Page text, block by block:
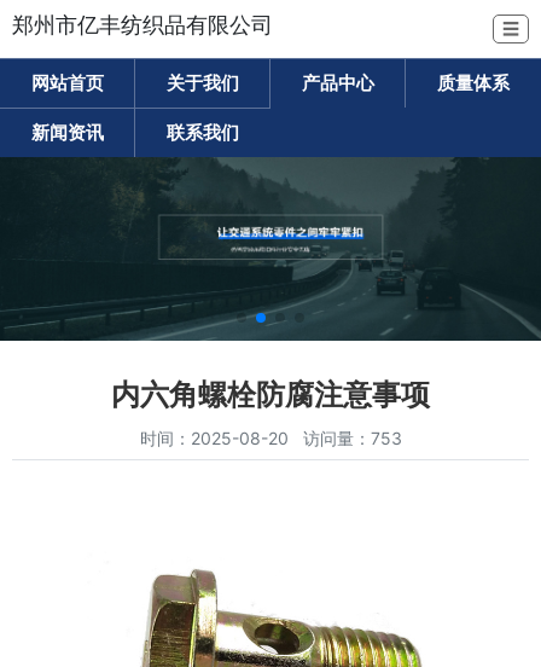
郑州市亿丰纺织品有限公司 ☰
网站首页 关于我们 产品中心 质量体系
新闻资讯 联系我们
内六角螺栓防腐注意事项
时间：2025-08-20 访问量：753